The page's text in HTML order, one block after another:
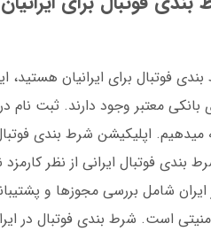
بندی فوتبال برای ایرانیان
بانکی معتبر وجود دارند. ثبت
میدهیم. اپلیکیشن شرط بندی
امنیتی است. شرط بندی فوتبال در